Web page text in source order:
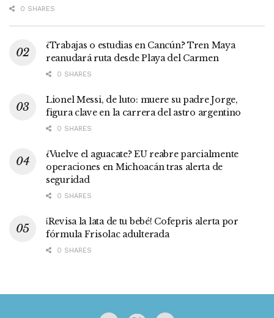
0 SHARES
¿Trabajas o estudias en Cancún? Tren Maya
reanudará ruta desde Playa del Carmen
0 SHARES
Lionel Messi, de luto: muere su padre Jorge,
figura clave en la carrera del astro argentino
0 SHARES
¿Vuelve el aguacate? EU reabre parcialmente
operaciones en Michoacán tras alerta de
seguridad
0 SHARES
¡Revisa la lata de tu bebé! Cofepris alerta por
fórmula Frisolac adulterada
0 SHARES